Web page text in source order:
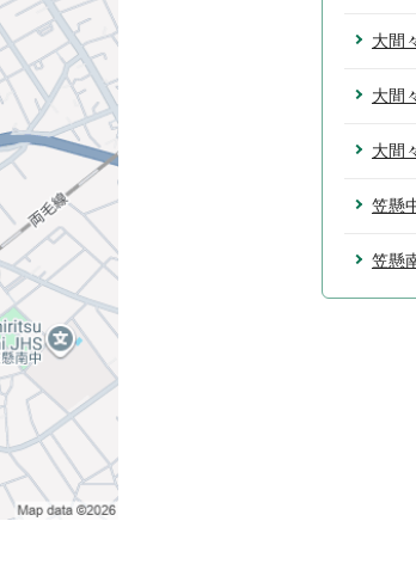
大間
大間
大間
笠懸
笠懸